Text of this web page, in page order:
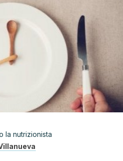
la nutrizionista